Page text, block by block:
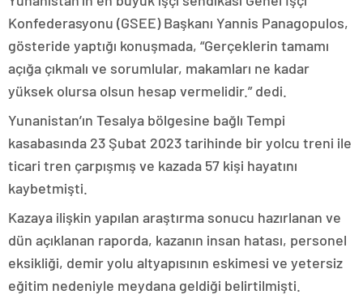
Konfederasyonu (GSEE) Başkanı Yannis Panagopulos,
gösteride yaptığı konuşmada, “Gerçeklerin tamamı
açığa çıkmalı ve sorumlular, makamları ne kadar
yüksek olursa olsun hesap vermelidir.” dedi.
Yunanistan’ın Tesalya bölgesine bağlı Tempi
kasabasında 23 Şubat 2023 tarihinde bir yolcu treni ile
ticari tren çarpışmış ve kazada 57 kişi hayatını
kaybetmişti.
Kazaya ilişkin yapılan araştırma sonucu hazırlanan ve
dün açıklanan raporda, kazanın insan hatası, personel
eksikliği, demir yolu altyapısının eskimesi ve yetersiz
eğitim nedeniyle meydana geldiği belirtilmişti.